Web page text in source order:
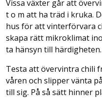
Vissa växter går att
t o m att ha träd i kruka.
hus för att vinterförvara
skapa rätt mikroklimat
ta hänsyn till härdigheten.
Testa att övervintra chili
våren och slipper vänta
till sig. På så sätt hinner